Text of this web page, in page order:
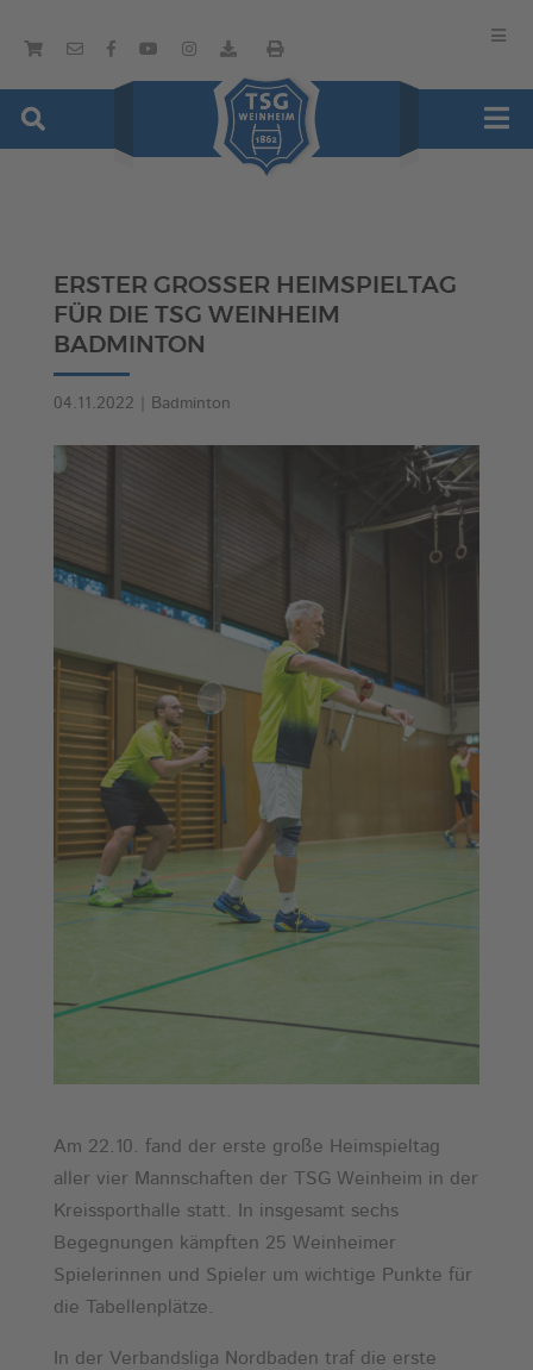
ERSTER GROSSER HEIMSPIELTAG F
ÜR DIE TSG WEINHEIM B
ADMINTON
04.11.2022 Badminton
Am 22.10. fand der erste große Heimspieltag
aller vier Mannschaften der TSG Weinheim in der
Kreissporthalle statt. In insgesamt sechs
Begegnungen kämpften 25 Weinheimer
Spielerinnen und Spieler um wichtige Punkte für
die Tabellenplätze.
In der Verbandsliga Nordbaden traf die erste